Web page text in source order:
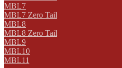
MBL7
MBL7 Zero Tail
MBL8
MBL8 Zero Tail
MBL9
MBL10
MBL11